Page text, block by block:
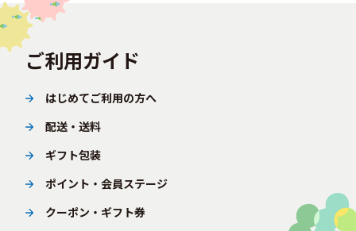
ご利用ガイド
はじめてご利用の方へ
配送・送料
ギフト包装
ポイント・会員ステージ
クーポン・ギフト券